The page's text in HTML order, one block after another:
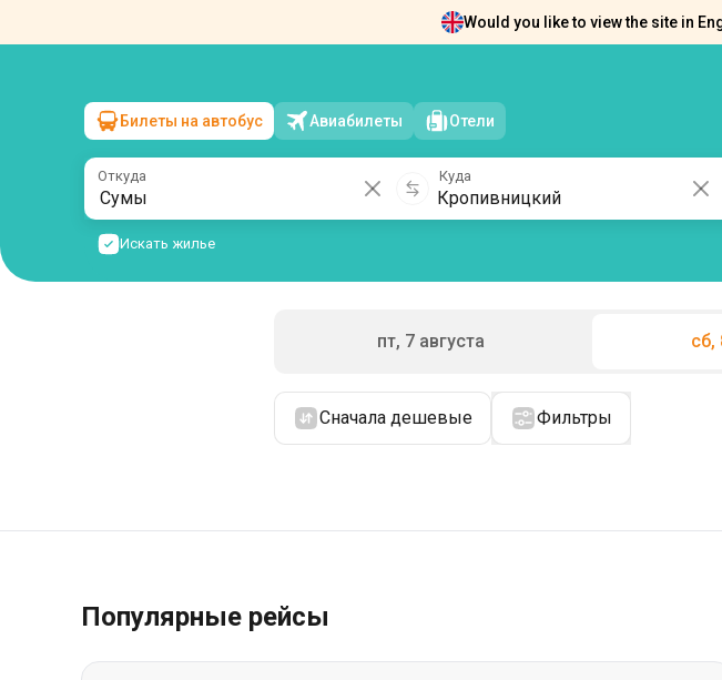
Would you like to view the site in
Сумы →Кропивницкий
сб, 8 августа/1 пассажир
Билеты на автобус Авиабилеты Отели
Откуда Куда
Искать жилье
пт, 7 августа сб,
Сначала дешевые Фильтры
Популярные рейсы